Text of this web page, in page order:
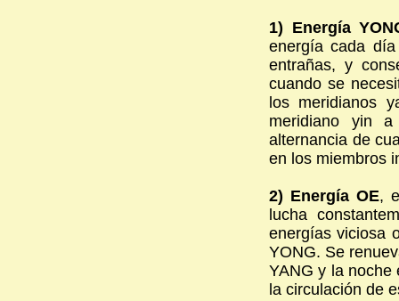
1) Energía
energía cada
entrañas, y
cuando se
los meridianos
meridiano yin
alternancia de
en los miembros
2) Energía OE,
lucha
energías viciosa
YONG. Se
YANG y la noche
la circulación de